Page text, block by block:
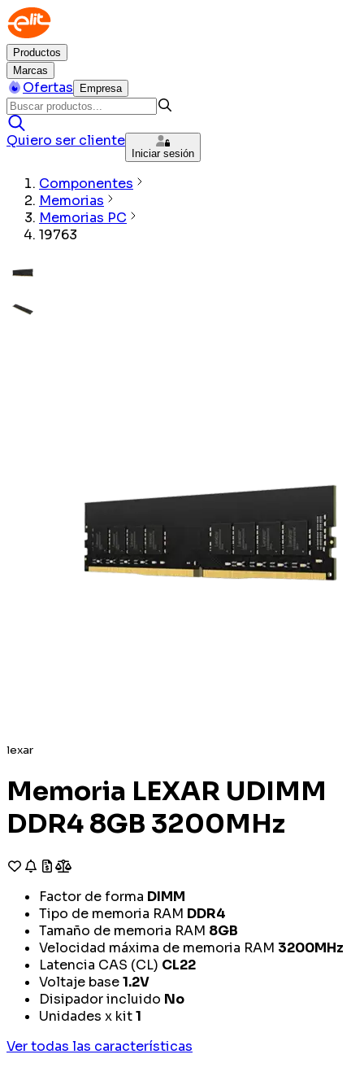
Productos
Marcas
Ofertas Empresa
Quiero ser cliente
Iniciar sesión
Componentes
Memorias
Memorias PC
19763
lexar
Memoria LEXAR UDIMM
DDR4 8GB 3200MHz
Factor de forma DIMM
Tipo de memoria RAM DDR4
Tamaño de memoria RAM 8GB
Velocidad máxima de memoria RAM 3200MHz
Latencia CAS (CL) CL22
Voltaje base1.2V
Disipador incluido No
Unidades x kit1
Ver todas las características